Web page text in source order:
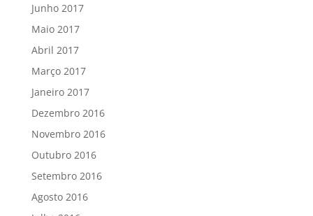
Junho 2017
Maio 2017
Abril 2017
Março 2017
Janeiro 2017
Dezembro 2016
Novembro 2016
Outubro 2016
Setembro 2016
Agosto 2016